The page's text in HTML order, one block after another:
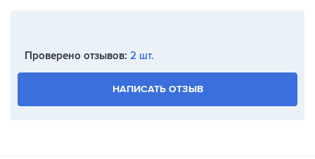
Проверено отзывов: 2 шт.
НАПИСАТЬ ОТЗЫВ